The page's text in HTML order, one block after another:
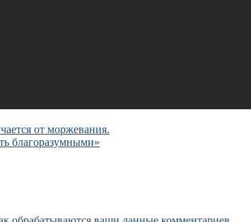
от моржевания.
благоразумными»